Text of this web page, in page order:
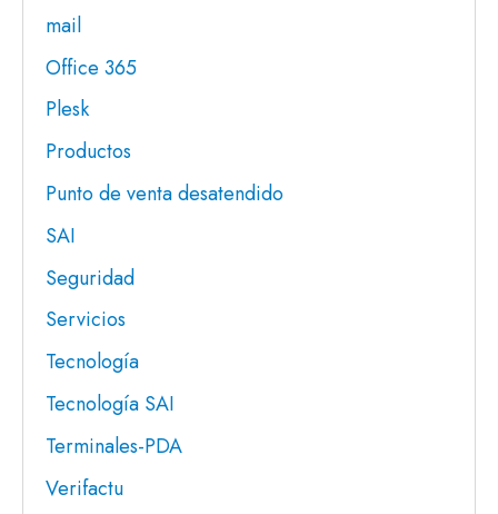
mail
Office 365
Plesk
Productos
Punto de venta desatendido
SAI
Seguridad
Servicios
Tecnología
Tecnología SAI
Terminales-PDA
Verifactu